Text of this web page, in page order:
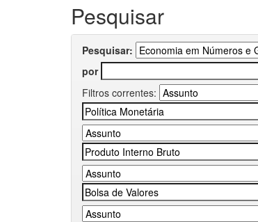
Pesquisar
Pesquisar:
por
Filtros correntes: